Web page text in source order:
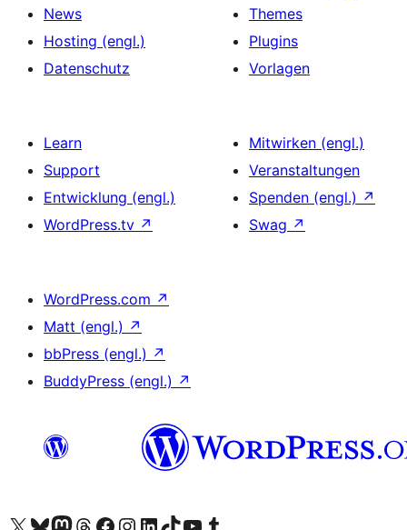
News
Hosting (engl.)
Datenschutz
Themes
Plugins
Vorlagen
Learn
Support
Entwicklung (engl.)
WordPress.tv ↗
Mitwirken (engl.)
Veranstaltungen
Spenden (engl.) ↗
Swag ↗
WordPress.com ↗
Matt (engl.) ↗
bbPress (engl.) ↗
BuddyPress (engl.) ↗
Unser X-Konto (früher Twitter) besuchen
Unser Bluesky-Konto besuchen
Unser Mastodon-Konto besuchen
Unser Threads-Konto besuchen
Unsere Facebook-Seite besuchen
Unser Instagram-Konto besuchen
Unser LinkedIn-Konto besuchen
Unser TikTok-Konto besuchen
Unseren YouTube-Kanal besuchen
Unser Tumblr-Konto besuchen